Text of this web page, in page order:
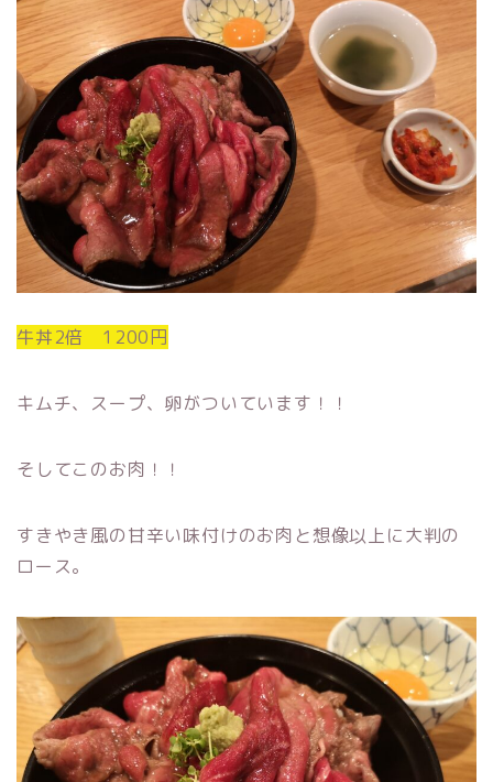
牛丼2倍 1200円
キムチ、スープ、卵がついています！！
そしてこのお肉！！
すきやき風の甘辛い味付けのお肉と想像以上に大判の
ロース。